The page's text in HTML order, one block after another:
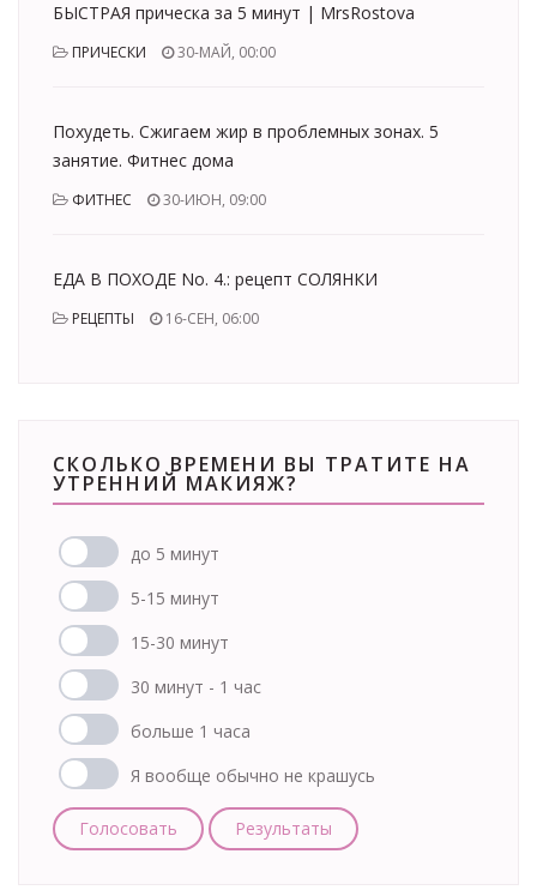
БЫСТРАЯ прическа за 5 минут | MrsRostova
ПРИЧЕСКИ 30-МАЙ, 00:00
Похудеть. Сжигаем жир в проблемных зонах. 5
занятие. Фитнес дома
ФИТНЕС 30-ИЮН, 09:00
ЕДА В ПОХОДЕ No. 4.: рецепт СОЛЯНКИ
РЕЦЕПТЫ 16-СЕН, 06:00
СКОЛЬКО ВРЕМЕНИ ВЫ ТРАТИТЕ НА
УТРЕННИЙ МАКИЯЖ?
до 5 минут
5-15 минут
15-30 минут
30 минут - 1 час
больше 1 часа
Я вообще обычно не крашусь
Голосовать Результаты